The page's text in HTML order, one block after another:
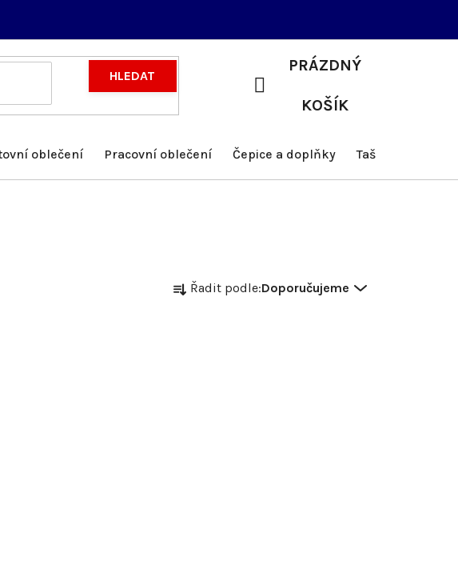
HLEDAT
NÁKUPNÍ
PRÁZDNÝ
KOŠÍK
oblečení Pracovní oblečení Čepice a doplňky Tašky a batohy
Ř Řadit podle:Doporučujeme